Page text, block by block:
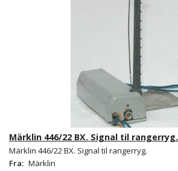
Märklin 446/22 BX. Signal til rangerryg.
Märklin 446/22 BX. Signal til rangerryg.
Fra: Märklin